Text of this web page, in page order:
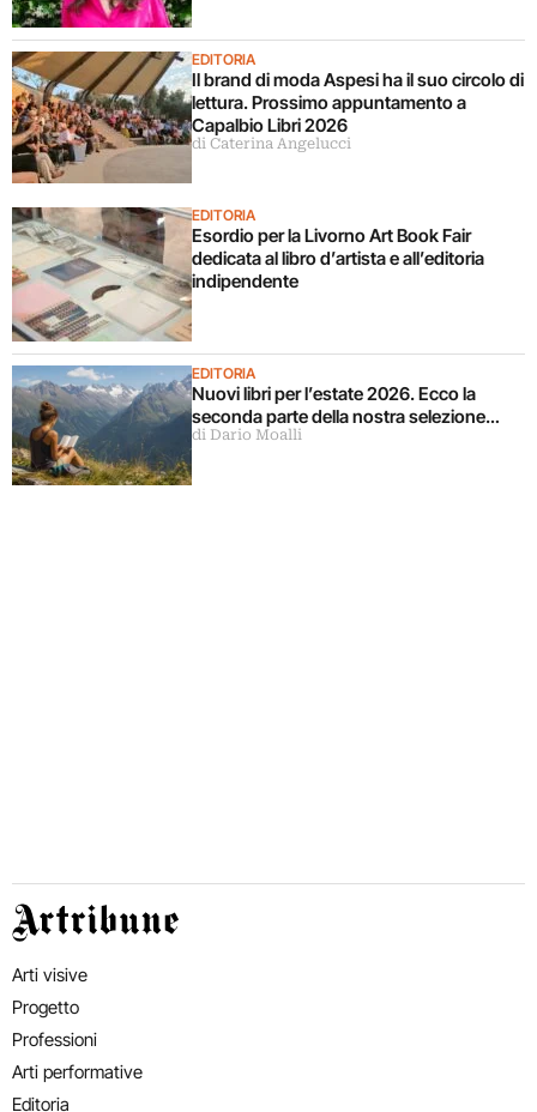
EDITORIA
Il brand di moda Aspesi ha il suo circolo di
lettura. Prossimo appuntamento a
Capalbio Libri 2026
di Caterina Angelucci
EDITORIA
Esordio per la Livorno Art Book Fair
dedicata al libro d’artista e all’editoria
indipendente
EDITORIA
Nuovi libri per l’estate 2026. Ecco la
seconda parte della nostra selezione…
di Dario Moalli
Artribune
Arti visive
Progetto
Professioni
Arti performative
Editoria